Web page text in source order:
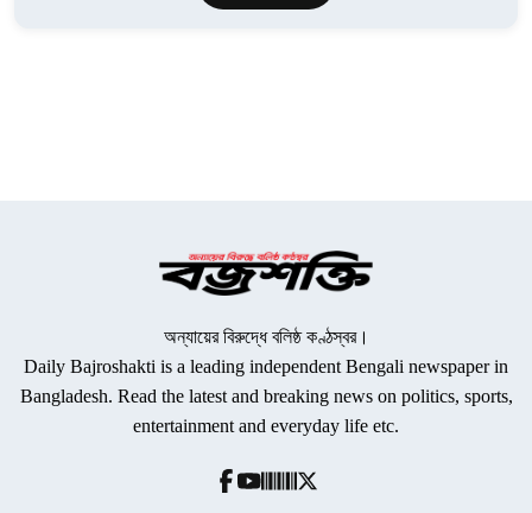
অন্যায়ের বিরুদ্ধে বলিষ্ঠ কণ্ঠস্বর।
Daily Bajroshakti is a leading independent Bengali newspaper in
Bangladesh. Read the latest and breaking news on politics, sports,
entertainment and everyday life etc.